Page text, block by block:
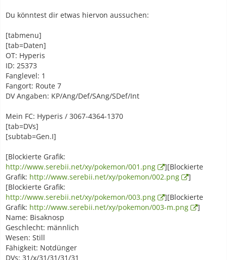
Du könntest dir etwas hiervon aussuchen:
[tabmenu]
[tab=Daten]
OT: Hyperis
ID: 25373
Fanglevel: 1
Fangort: Route 7
DV Angaben: KP/Ang/Def/SAng/SDef/Int
Mein FC: Hyperis / 3067-4364-1370
[tab=DVs]
[subtab=Gen.I]
[Blockierte Grafik:
http://www.serebii.net/xy/pokemon/001.png
][Blockierte
Grafik: http://www.serebii.net/xy/pokemon/002.png
]
[Blockierte Grafik:
http://www.serebii.net/xy/pokemon/003.png
][Blockierte
Grafik: http://www.serebii.net/xy/pokemon/003-m.png
]
Name: Bisaknosp
Geschlecht: männlich
Wesen: Still
Fähigkeit: Notdünger
DVs: 31/x/31/31/31/31